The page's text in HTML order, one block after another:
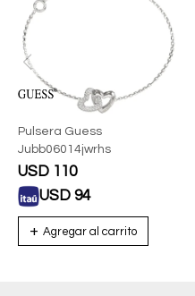
Pulsera Guess
Jubb06014jwrhs
USD 110
USD 94